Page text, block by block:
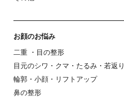
お顔のお悩み
⼆重 ・⽬の整形
⽬元のシワ・クマ・たるみ・若返り
輪郭・⼩顔・リフトアップ
⿐の整形